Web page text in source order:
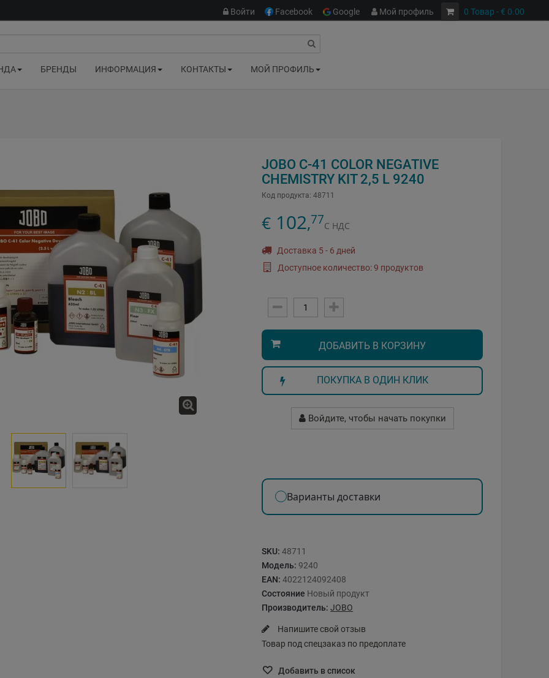
0 Товар - € 0.00
Войти Facebook Google Мой профиль
БРЕНДЫ ИНФОРМАЦИЯ КОНТАКТЫ МОЙ ПРОФИЛЬ
JOBO C-41 COLOR NEGATIVE
CHEMISTRY KIT 2,5 L 9240
Код продукта: 48711
€ 102,77С НДС
Доставка 5 - 6 дней
Доступное количество: 9 продуктов
ДОБАВИТЬ В КОРЗИНУ
ПОКУПКА В ОДИН КЛИК
Войдите, чтобы начать покупки
Варианты доставки
SKU: 48711
Модель: 9240
EAN: 4022124092408
Состояние Новый продукт
Производитель: JOBO
Напишите свой отзыв
Товар под спецзаказ по предоплате
Добавить в список